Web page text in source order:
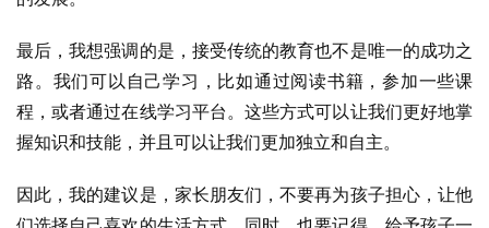
最后，我想强调的是，接受传统的教育也不是唯一的成功之
路。我们可以自己学习，比如通过阅读书籍，参加一些课
程，或者通过在线学习平台。这些方式可以让我们更好地掌
握知识和技能，并且可以让我们更加独立和自主。
因此，我的建议是，家长朋友们，不要再为孩子担心，让他